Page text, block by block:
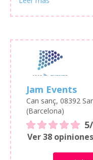
Jam Events
Can sanç, 08392
(Barcelona)
Ver 38 opiniones